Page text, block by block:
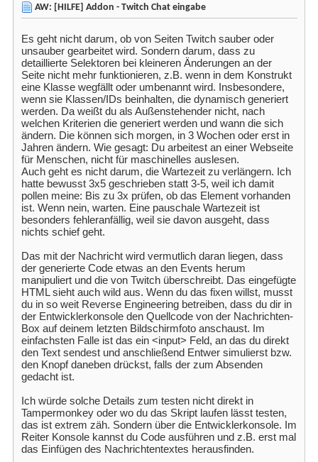
AW: [HILFE] Addon - Twitch Chat eingabe
Es geht nicht darum, ob von Seiten Twitch sauber oder
unsauber gearbeitet wird. Sondern darum, dass zu
detaillierte Selektoren bei kleineren Änderungen an der
Seite nicht mehr funktionieren, z.B. wenn in dem Konstrukt
eine Klasse wegfällt oder umbenannt wird. Insbesondere,
wenn sie Klassen/IDs beinhalten, die dynamisch generiert
werden. Da weißt du als Außenstehender nicht, nach
welchen Kriterien die generiert werden und wann die sich
ändern. Die können sich morgen, in 3 Wochen oder erst in
Jahren ändern. Wie gesagt: Du arbeitest an einer Webseite
für Menschen, nicht für maschinelles auslesen.
Auch geht es nicht darum, die Wartezeit zu verlängern. Ich
hatte bewusst 3x5 geschrieben statt 3-5, weil ich damit
pollen meine: Bis zu 3x prüfen, ob das Element vorhanden
ist. Wenn nein, warten. Eine pauschale Wartezeit ist
besonders fehleranfällig, weil sie davon ausgeht, dass
nichts schief geht.
Das mit der Nachricht wird vermutlich daran liegen, dass
der generierte Code etwas an den Events herum
manipuliert und die von Twitch überschreibt. Das eingefügte
HTML sieht auch wild aus. Wenn du das fixen willst, musst
du in so weit Reverse Engineering betreiben, dass du dir in
der Entwicklerkonsole den Quellcode von der Nachrichten-
Box auf deinem letzten Bildschirmfoto anschaust. Im
einfachsten Falle ist das ein <input> Feld, an das du direkt
den Text sendest und anschließend Entwer simulierst bzw.
den Knopf daneben drückst, falls der zum Absenden
gedacht ist.
Ich würde solche Details zum testen nicht direkt in
Tampermonkey oder wo du das Skript laufen lässt testen,
das ist extrem zäh. Sondern über die Entwicklerkonsole. Im
Reiter Konsole kannst du Code ausführen und z.B. erst mal
das Einfügen des Nachrichtentextes herausfinden.